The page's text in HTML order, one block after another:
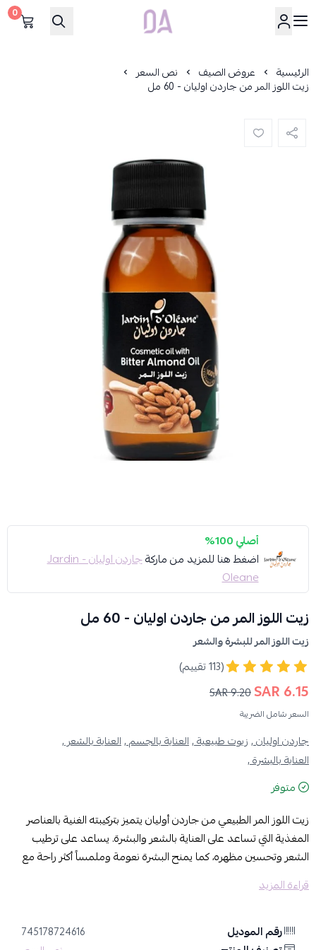
Dar Alamirat
0
الرئيسية عروض الصيف نص السعر
زيت اللوز المر من جاردن اوليان - 60 مل
أصلي 100%
اضغط هنا للمزيد من ماركة
جاردن اوليان - Jardin
Oleane
زيت اللوز المر من جاردن اوليان - 60 مل
زيت اللوز المر للبشرة والشعر
(113 تقييم)
6.15 SAR
9.20 SAR
السعر شامل الضريبة
جاردن اوليان ,زيوت طبيعية ,العناية بالجسم ,العناية بالشعر ,
العناية بالبشرة ,
متوفر
زيت اللوز المر الطبيعي من جاردن أوليان يتميز بتركيبته الغنية بالعناصر
المغذية التي تساعد على العناية بالشعر والبشرة. يساعد على ترطيب
الشعر وتحسين مظهره، كما يمنح البشرة نعومة وملمساً أكثر راحة مع
يساعد على ترطيب الشعر والبشرة.
قراءة المزيد
رقم الموديل 745178724616